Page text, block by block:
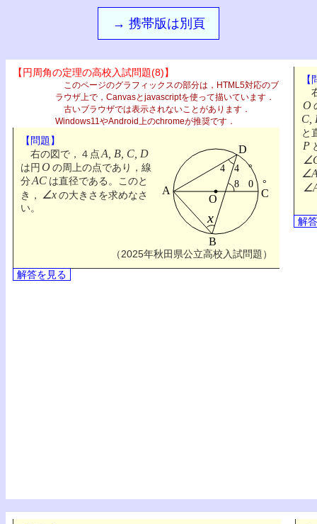
→ 携帯版は別頁
【円周角の定理の高校入試問題(8)】
このページのグラフィックスの部分は，HTML5対応のブ
ラウザ上で，Canvasとjavascriptを使って描いています．
古いブラウザでは表示されないことがあります．
Windows11やAndroid上のchromeが推奨です．
【問題】
右の図で，４点A, B, C, D
は円 Oの周上の点であり，線
分AC は直径である。このと
き，
∠xの大きさを求めなさ
い。
（2025年秋田県公立高校入試問題）
解答を見る
O
C,
と
P
解